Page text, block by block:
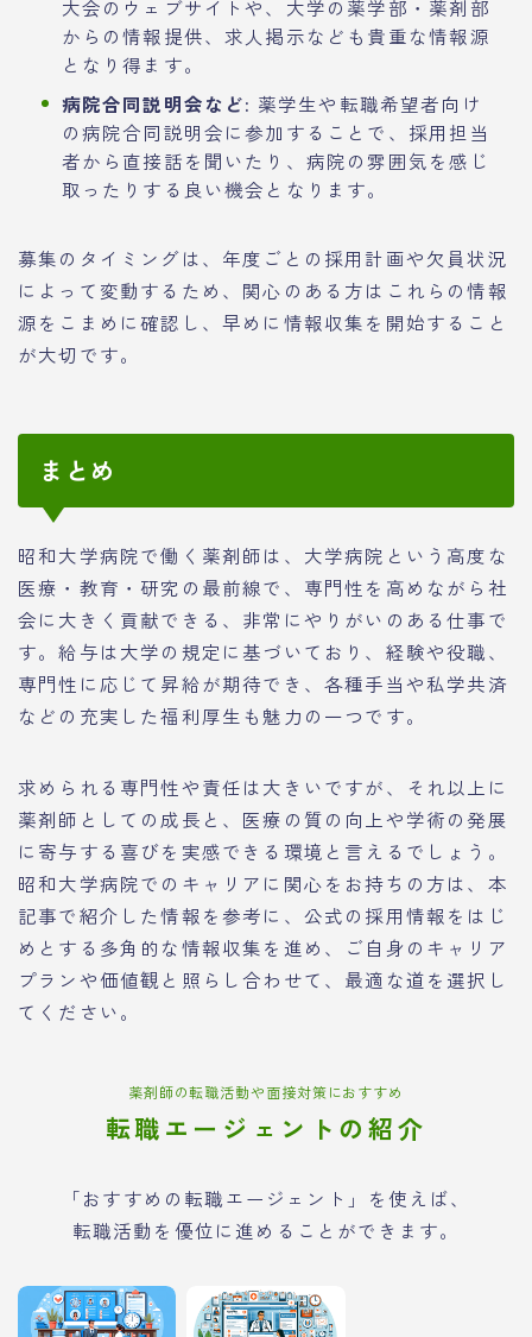
大会のウェブサイトや、大学の薬学部・薬剤部
からの情報提供、求人掲示なども貴重な情報源
となり得ます。
病院合同説明会など: 薬学生や転職希望者向け
の病院合同説明会に参加することで、採用担当
者から直接話を聞いたり、病院の雰囲気を感じ
取ったりする良い機会となります。
募集のタイミングは、年度ごとの採用計画や欠員状況
によって変動するため、関心のある方はこれらの情報
源をこまめに確認し、早めに情報収集を開始すること
が大切です。
まとめ
昭和大学病院で働く薬剤師は、大学病院という高度な
医療・教育・研究の最前線で、専門性を高めながら社
会に大きく貢献できる、非常にやりがいのある仕事で
す。給与は大学の規定に基づいており、経験や役職、
専門性に応じて昇給が期待でき、各種手当や私学共済
などの充実した福利厚生も魅力の一つです。
求められる専門性や責任は大きいですが、それ以上に
薬剤師としての成長と、医療の質の向上や学術の発展
に寄与する喜びを実感できる環境と言えるでしょう。
昭和大学病院でのキャリアに関心をお持ちの方は、本
記事で紹介した情報を参考に、公式の採用情報をはじ
めとする多角的な情報収集を進め、ご自身のキャリア
プランや価値観と照らし合わせて、最適な道を選択し
てください。
薬剤師の転職活動や面接対策におすすめ
転職エージェントの紹介
「おすすめの転職エージェント」を使えば、
転職活動を優位に進めることができます。